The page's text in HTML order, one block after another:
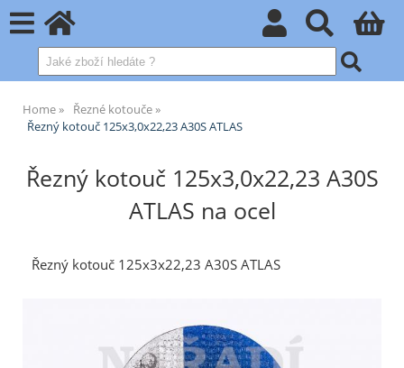
Home
Řezné kotouče
Řezný kotouč 125x3,0x22,23 A30S ATLAS
Řezný kotouč 125x3,0x22,23 A30S
ATLAS na ocel
Řezný kotouč 125x3x22,23 A30S ATLAS